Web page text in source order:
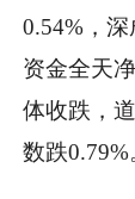
0.54%，
资金全天
体收跌，
数跌0.79%